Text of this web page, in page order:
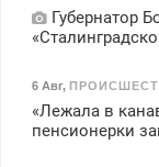
Губернатор
6 Авг,
«Лежала в
пенсионерки